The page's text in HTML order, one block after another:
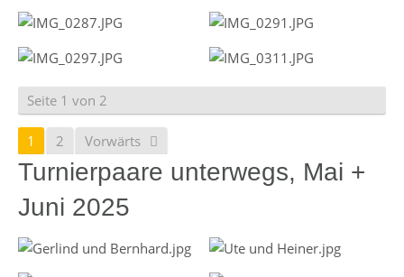
Seite 1 von 2
1 2 Vorwärts
Turnierpaare unterwegs, Mai +
Juni 2025